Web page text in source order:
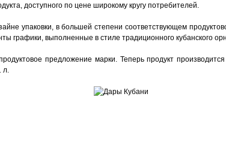
доступного по цене широкому кругу потребителей.
упаковки, в большей степени соответствующем
графики, выполненные в стиле традиционного кубанского
предложение марки. Теперь продукт
л.